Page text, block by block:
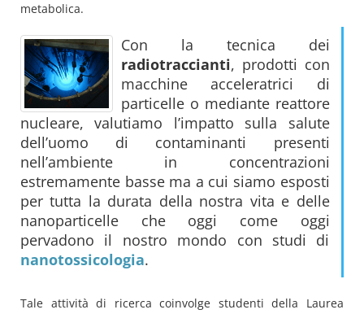
metabolica.
Con la tecnica dei
radiotraccianti, prodotti con
macchine acceleratrici di
particelle o mediante reattore
nucleare, valutiamo l’impatto sulla salute
dell’uomo di contaminanti presenti
nell’ambiente in concentrazioni
estremamente basse ma a cui siamo esposti
per tutta la durata della nostra vita e delle
nanoparticelle che oggi come oggi
pervadono il nostro mondo con studi di
nanotossicologia.
Tale attività di ricerca coinvolge studenti della Laurea